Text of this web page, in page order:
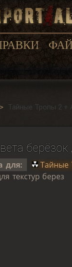
Тайные Тропы 2 +
для:
Тайные
текстур берез